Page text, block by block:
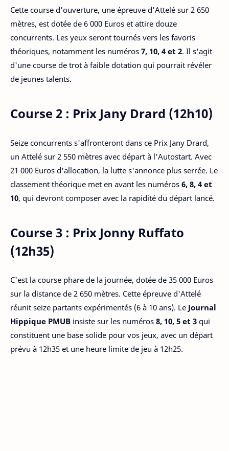
Cette course d'ouverture, une épreuve d'Attelé sur 2 650
mètres, est dotée de 6 000 Euros et attire douze
concurrents. Les yeux seront tournés vers les favoris
théoriques, notamment les numéros 7, 10, 4 et 2. Il s'agit
d'une course de trot à faible dotation qui pourrait révéler
de jeunes talents.
Course 2 : Prix Jany Drard (12h10)
Seize concurrents s'affronteront dans ce Prix Jany Drard,
un Attelé sur 2 550 mètres avec départ à l'Autostart. Avec
21 000 Euros d'allocation, la lutte s'annonce plus serrée. Le
classement théorique met en avant les numéros 6, 8, 4 et
10, qui devront composer avec la rapidité du départ lancé.
Course 3 : Prix Jonny Ruffato
(12h35)
C'est la course phare de la journée, dotée de 35 000 Euros
sur la distance de 2 650 mètres. Cette épreuve d'Attelé
réunit seize partants expérimentés (6 à 10 ans). Le Journal
Hippique PMUB insiste sur les numéros 8, 10, 5 et 3 qui
constituent une base solide pour vos jeux, avec un départ
prévu à 12h35 et une heure limite de jeu à 12h25.